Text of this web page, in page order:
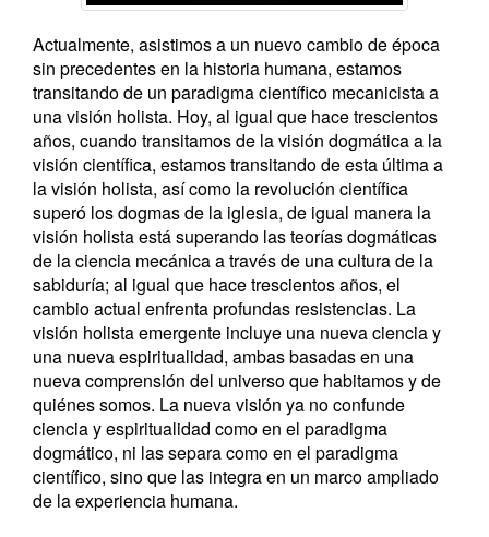
Actualmente, asistimos a un nuevo cambio de época
sin precedentes en la historia humana, estamos
transitando de un paradigma científico mecanicista a
una visión holista. Hoy, al igual que hace trescientos
años, cuando transitamos de la visión dogmática a la
visión científica, estamos transitando de esta última a
la visión holista, así como la revolución científica
superó los dogmas de la iglesia, de igual manera la
visión holista está superando las teorías dogmáticas
de la ciencia mecánica a través de una cultura de la
sabiduría; al igual que hace trescientos años, el
cambio actual enfrenta profundas resistencias. La
visión holista emergente incluye una nueva ciencia y
una nueva espiritualidad, ambas basadas en una
nueva comprensión del universo que habitamos y de
quiénes somos. La nueva visión ya no confunde
ciencia y espiritualidad como en el paradigma
dogmático, ni las separa como en el paradigma
científico, sino que las integra en un marco ampliado
de la experiencia humana.